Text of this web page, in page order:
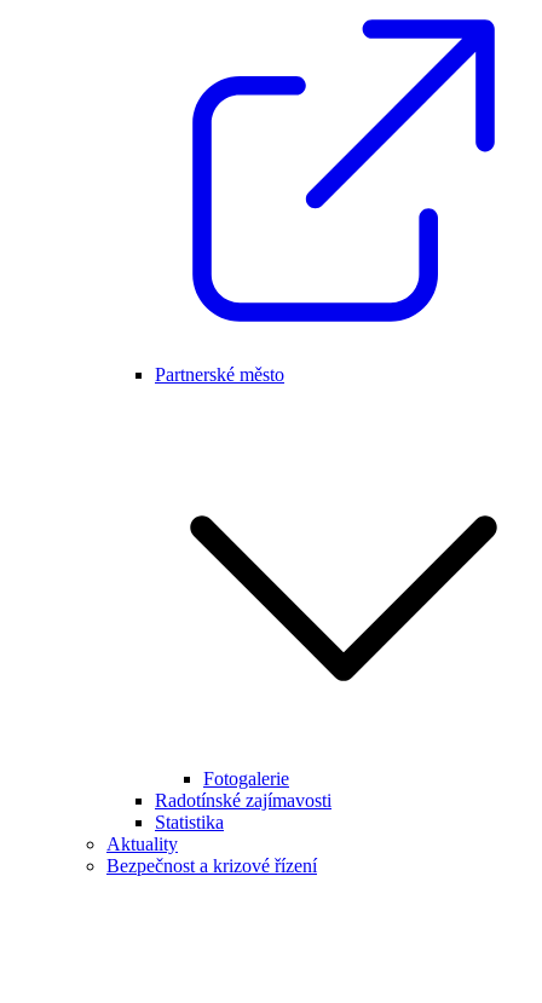
Partnerské město
Fotogalerie
Radotínské zajímavosti
Statistika
Aktuality
Bezpečnost a krizové řízení